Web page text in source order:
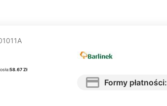
58.67 Zł
Formy płatności: